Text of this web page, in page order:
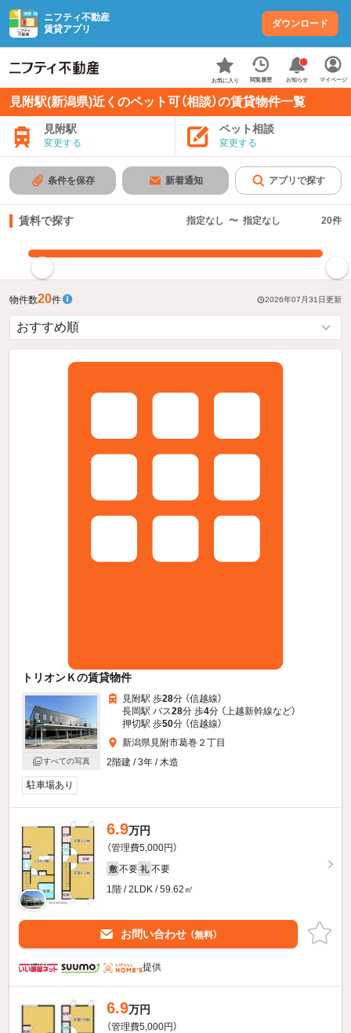
ニフティ不動産
賃貸アプリ
ダウンロード
お気に入り 閲覧履歴 お知らせ マイページ
見附駅(新潟県)近くのペット可（相談）の賃貸物件一覧
見附駅
変更する
ペット相談
変更する
条件を保存 新着通知 アプリで探す
賃料で探す 指定なし 〜 指定なし 20件
物件数20件 2026年07月31日更新
トリオンＫの賃貸物件
すべての写真
見附駅 歩28分 （信越線）
長岡駅 バス28分 歩4分 （上越新幹線など）
押切駅 歩50分 （信越線）
新潟県見附市葛巻２丁目
2階建 / 3年 / 木造
駐車場あり
6.9万円
（管理費5,000円）
敷 不要 礼 不要
1階 / 2LDK / 59.62㎡
お問い合わせ （無料）
提供
6.9万円
（管理費5,000円）